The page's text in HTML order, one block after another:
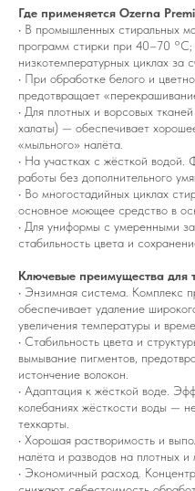
Где применяется Ozerna
• В промышленных стиральных
программ стирки при 40–70
низкотемпературных циклах за
• При обработке белого и
предотвращает
• Для плотных и ворсовых
халаты) — обеспечивает
«мыльного» налёта.
• На участках с жёсткой водой.
работы без дополнительного
• Во многостадийных циклах
основное моющее средство в
• Для униформы с умеренными
стабильность цвета и
Ключевые преимущества для
• Энзимная система. Комплекс
обеспечивает удаление
увеличения температуры и
• Стабильность цвета и
вымывание пигментов,
истончение волокон.
• Адаптация к жёсткой воде.
колебаниях жёсткости воды —
техкарты.
• Хорошая растворимость и
налёта и разводов на плотных и
• Экономичный расход.